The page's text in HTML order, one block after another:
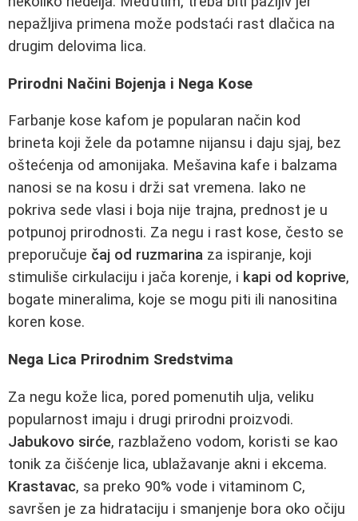
nepažljiva primena može podstaći rast dlačica na
drugim delovima lica.
Prirodni Načini Bojenja i Nega Kose
Farbanje kose kafom je popularan način kod
brineta koji žele da potamne nijansu i daju sjaj, bez
oštećenja od amonijaka. Mešavina kafe i balzama
nanosi se na kosu i drži sat vremena. Iako ne
pokriva sede vlasi i boja nije trajna, prednost je u
potpunoj prirodnosti. Za negu i rast kose, često se
preporučuje čaj od ruzmarina za ispiranje, koji
stimuliše cirkulaciju i jača korenje, i kapi od koprive,
bogate mineralima, koje se mogu piti ili nanositina
koren kose.
Nega Lica Prirodnim Sredstvima
Za negu kože lica, pored pomenutih ulja, veliku
popularnost imaju i drugi prirodni proizvodi.
Jabukovo sirće, razblaženo vodom, koristi se kao
tonik za čišćenje lica, ublažavanje akni i ekcema.
Krastavac, sa preko 90% vode i vitaminom C,
savršen je za hidrataciju i smanjenje bora oko očiju